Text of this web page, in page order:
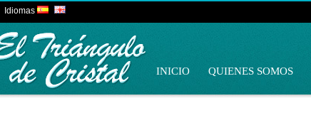
Idiomas
INICIO QUIENES SOMOS